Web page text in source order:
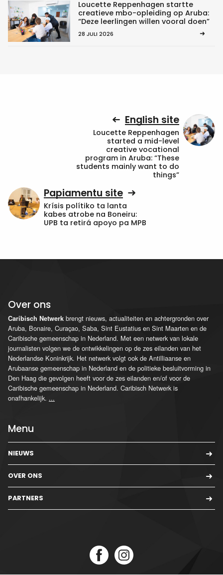
Loucette Reppenhagen startte
creatieve mbo-opleiding op Aruba:
“Deze leerlingen willen vooral doen”
28 JULI 2026
English site
Loucette Reppenhagen
started a mid-level
creative vocational
program in Aruba: “These
students mainly want to do
things”
Papiamentu site
Krísis polítiko ta lanta
kabes atrobe na Boneiru:
UPB ta retirá apoyo pa MPB
Over ons
Caribisch Netwerk brengt nieuws, actualiteiten en achtergronden over
Aruba, Bonaire, Curaçao, Saba, Sint Eustatius en Sint Maarten en de
Caribische gemeenschap in Nederland. Met een netwerk van lokale
journalisten volgen we de ontwikkelingen op de zes eilanden van het
Nederlandse Koninkrijk. Het netwerk volgt ook de Antilliaanse en
Arubaanse gemeenschap in Nederland en de politieke besluitvorming in
Den Haag die gevolgen heeft voor de zes eilanden en/of voor de
Caribische gemeenschap in Nederland. Caribisch Netwerk is
onafhankelijk. ...
Menu
NIEUWS
OVER ONS
PARTNERS